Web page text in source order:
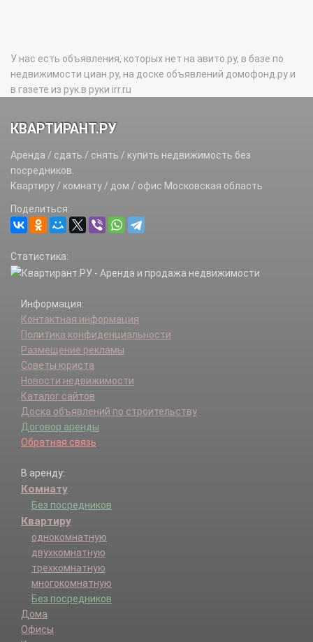
У нас есть объявления, которых нет на авито.ру, в базе по
недвижимости циан.ру, на доске объявлений домофонд.ру и
в газете из рук в руки irr.ru
КВАРТИРАНТ.РУ
Аренда / сдать / снять / купить недвижимость без
посредников.
Квартиру / комнату / дом / офис Московская область
Поделиться:
Статистика:
Информация:
Контактная информация
Политика конфиденциальности
Размещение рекламы
Советы юриста
Новости недвижимости
Каталог сайтов
Доска объявлений по строительству
Договор аренды
Обратная связь
В аренду:
Комнату
Без посредников
Квартиру
однокомнатную
двухкомнатную
трехкомнатную
многокомнатную
Без посредников
Дома
Офисы